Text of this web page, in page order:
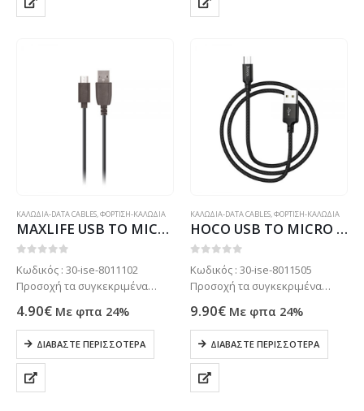
ΚΑΛΩΔΙΑ-DATA CABLES,ΦΟΡΤΙΣΗ-ΚΑΛΩΔΙΑ
MAXLIFE USB TO MICRO USB DATA CABLE 1m 2A black
Κωδικός : 30-ise-8011102
Προσοχή τα συγκεκριμένα
ετοιμοπαράδοτα στο
κατάστημα μας . Μόνο με
παραγγελία. Τηλεφωνήστε για
πιο σίγουρα στο: 2102799890
4.90€ Με φπα 24%
ΔΙΑΒΆΣΤΕ ΠΕΡΙΣΣΌΤΕΡΑ
ΚΑΛΩΔΙΑ-DATA CABLES,ΦΟΡΤΙΣΗ-ΚΑΛΩΔΙΑ
HOCO USB TO MICRO USB DATA CABLE 1m SPEED X14 black
Κωδικός : 30-ise-8011505
Προσοχή τα συγκεκριμένα
ετοιμοπαράδοτα στο
κατάστημα μας . Μόνο με
παραγγελία. Τηλεφωνήστε για
πιο σίγουρα στο: 2102799890
9.90€ Με φπα 24%
ΔΙΑΒΆΣΤΕ ΠΕΡΙΣΣΌΤΕΡΑ